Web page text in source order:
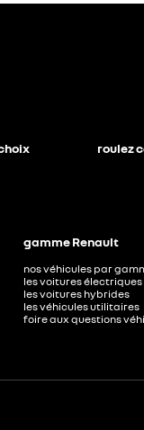
roulez
gamme Renault
nos véhicules par
les voitures électriques
les voitures hybrides
les véhicules utilitaires
foire aux questions